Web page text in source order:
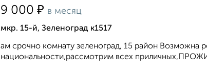
9 000 ₽ в месяц
мкр. 15-й, Зеленоград к1517
ам срочно комнату зеленоград, 15 район
национальности,рассмотрим всех